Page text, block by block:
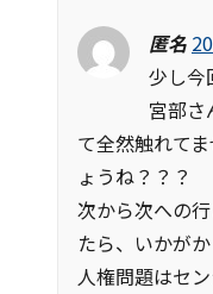
匿名
少し今
宮部さ
て全然触れて
ょうね？？？
次から次への
たら、いかがか
人権問題はセ